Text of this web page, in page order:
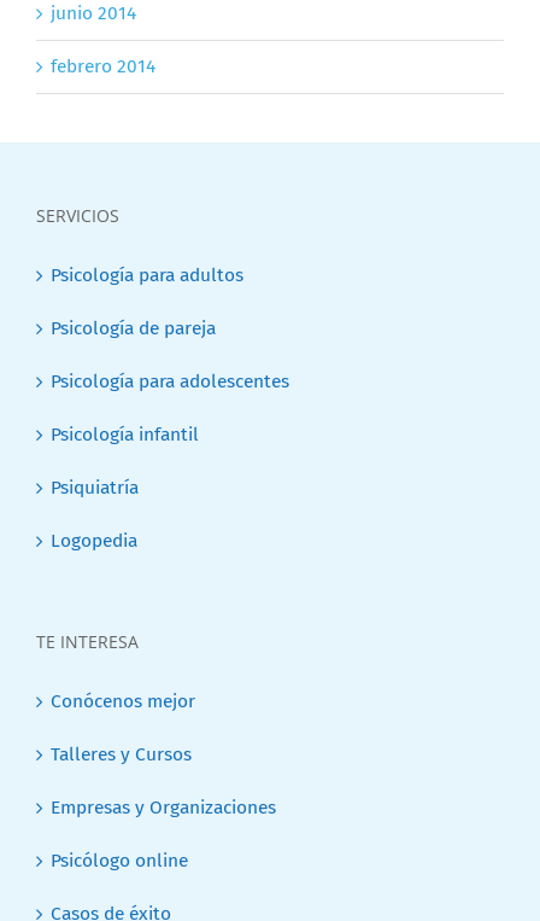
junio 2014
febrero 2014
SERVICIOS
Psicología para adultos
Psicología de pareja
Psicología para adolescentes
Psicología infantil
Psiquiatría
Logopedia
TE INTERESA
Conócenos mejor
Talleres y Cursos
Empresas y Organizaciones
Psicólogo online
Casos de éxito